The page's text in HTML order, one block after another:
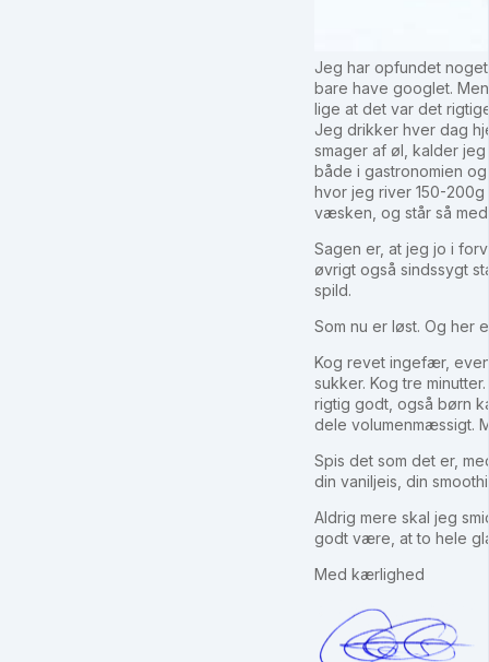
Jeg har opfundet
bare have googlet.
lige at det var det
Jeg drikker hver dag
smager af øl, kalder
både i gastronomien
hvor jeg river 150-
væsken, og står så
Sagen er, at jeg jo i
øvrigt også sindssygt
spild.
Som nu er løst. Og her
Kog revet ingefær,
sukker. Kog tre
rigtig godt, også børn
dele volumenmæssigt.
Spis det som det er,
din vaniljeis, din
Aldrig mere skal jeg
godt være, at to hele
Med kærlighed